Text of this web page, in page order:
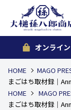
オンライ
HOME MAGO
まごはち取材録｜
HOME
MAGO
まごはち取材録｜